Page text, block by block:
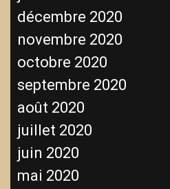
décembre 2020
novembre 2020
octobre 2020
septembre 2020
août 2020
juillet 2020
juin 2020
mai 2020